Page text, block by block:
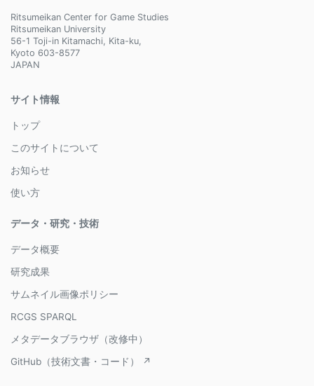
Ritsumeikan Center for Game Studies
Ritsumeikan University
56-1 Toji-in Kitamachi, Kita-ku,
Kyoto 603-8577
JAPAN
サイト情報
トップ
このサイトについて
お知らせ
使い方
データ・研究・技術
データ概要
研究成果
サムネイル画像ポリシー
RCGS SPARQL
メタデータブラウザ（改修中）
GitHub（技術文書・コード） ↗